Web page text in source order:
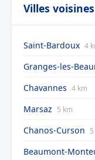
Villes voisines
Saint-Bardoux 4
Granges-les-
Chavannes 4 km
Marsaz 5 km
Chanos-Curson
Beaumont-